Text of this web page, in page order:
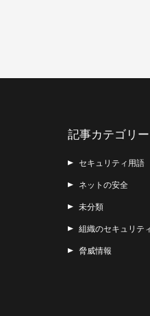
記事カテゴリー
セキュリティ用語
ネットの安全
未分類
組織のセキュリテ
脅威情報